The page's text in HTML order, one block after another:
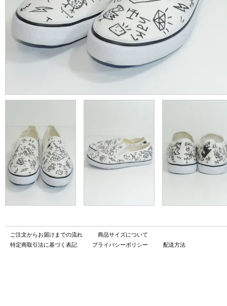
ご注文からお届けまでの流れ
商品サイズについて
特定商取引法に基づく表記
プライバシーポリシー 配送方法